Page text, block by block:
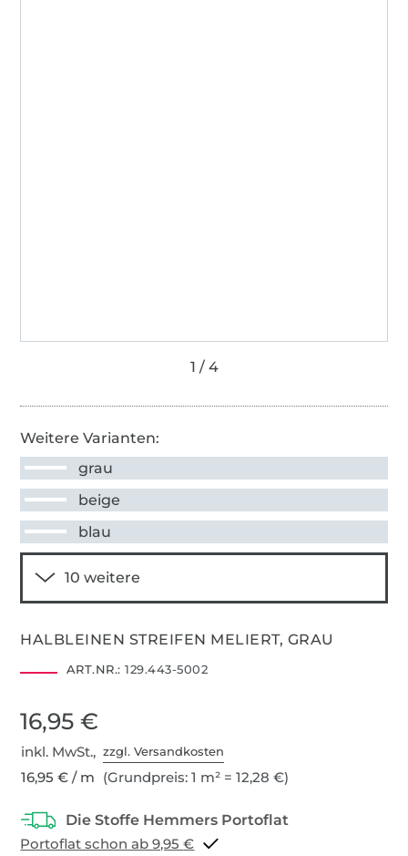
Weitere Varianten:
grau
beige
blau
HALBLEINEN STREIFEN MELIERT, GRAU
ART.NR.: 129.443-5002
16,95 €
inkl. MwSt.,zzgl. Versandkosten
16,95 € / m (Grundpreis: 1 m² = 12,28 €)
Portoflat schon ab 9,95 €